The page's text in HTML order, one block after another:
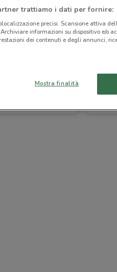
trattiamo i dati per fornire:
precisi. Scansione attiva
informazioni su dispositivo e/o
dei contenuti e degli annunci,
Mostra finalità